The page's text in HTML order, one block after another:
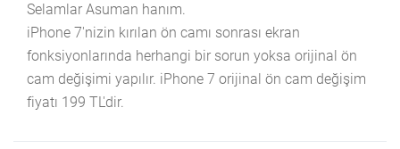
Selamlar Asuman hanım.
iPhone 7'nizin kırılan ön camı sonrası ekran
fonksiyonlarında herhangi bir sorun yoksa orijinal ön
cam değişimi yapılır. iPhone 7 orijinal ön cam değişim
fiyatı 199 TL'dir.